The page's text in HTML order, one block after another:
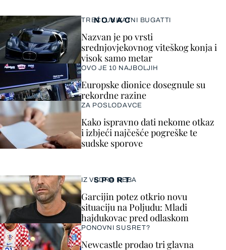
SPORT
IZ VEDRA NEBA
Garcijin potez otkrio novu
situaciju na Poljudu: Mladi
hajdukovac pred odlaskom
PONOVNI SUSRET?
Newcastle prodao tri glavna
NOVAC
TREĆI UNIKATNI BUGATTI
Nazvan je po vrsti
srednjovjekovnog viteškog konja i
visok samo metar
OVO JE 10 NAJBOLJIH
Europske dionice dosegnule su
rekordne razine
ZA POSLODAVCE
Kako ispravno dati nekome otkaz
i izbjeći najčešće pogreške te
sudske sporove